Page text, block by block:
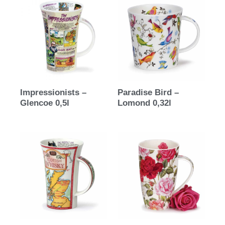
Impressionists –
Glencoe 0,5l
Paradise Bird –
Lomond 0,32l